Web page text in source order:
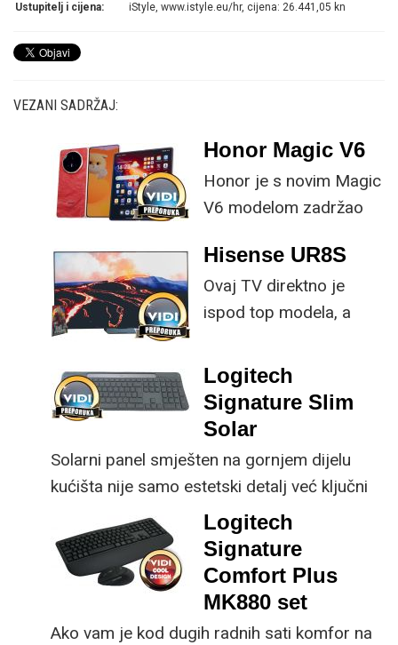
Ustupitelj i cijena: iStyle, www.istyle.eu/hr, cijena: 26.441,05 kn
VEZANI SADRŽAJ:
Honor Magic V6
Honor je s novim Magic
V6 modelom zadržao
specifikacije, no
istovremeno
implementirao
ključne svakom
korisniku.
Hisense UR8S
Ovaj TV direktno je
ispod top modela, a
male ustupke možete
osjetno uštedjeti pri
kupnji.
Logitech
Signature Slim
Solar
Solarni panel smješten na gornjem dijelu
kućišta nije samo estetski detalj već ključni
dio koncepta ovog proizvoda, jer koristi
energiju prirodnog ili umjetnog svjetla za
rad.
Logitech
Signature
Comfort Plus
MK880 set
Ako vam je kod dugih radnih sati komfor na